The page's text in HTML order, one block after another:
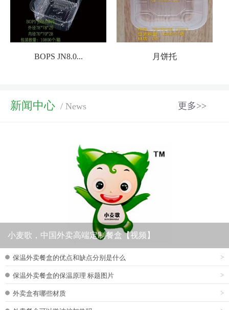
BOPS JN8.0... 月饼托
新闻中心 / News 更多>>
小麦歌，中国外卖高端定制餐盒【视频】
保温外卖餐盒的优点和缺点分别是什么 >
保温外卖餐盒的保温原理 标题图片 >
外卖盒有哪些材质 >